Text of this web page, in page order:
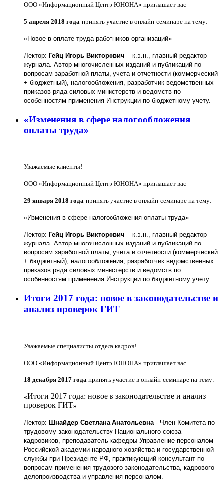
ООО «Информационный Центр ЮНОНА» приглашает вас
5 апреля 2018 года принять участие в онлайн-семинаре на тему:
«Новое в оплате труда работников организаций»
Лектор: Гейц Игорь Викторович – к.э.н., главный редактор
журнала. Автор многочисленных изданий и публикаций по
вопросам заработной платы, учета и отчетности (коммерческий
+ бюджетный), налогообложения, разработчик ведомственных
приказов ряда силовых министерств и ведомств по
особенностям применения Инструкции по бюджетному учету.
«Изменения в сфере налогообложения
оплаты труда»
Уважаемые клиенты!
ООО «Информационный Центр ЮНОНА» приглашает вас
29 января 2018 года принять участие в онлайн-семинаре на тему:
«Изменения в сфере налогообложения оплаты труда»
Лектор: Гейц Игорь Викторович – к.э.н., главный редактор
журнала. Автор многочисленных изданий и публикаций по
вопросам заработной платы, учета и отчетности (коммерческий
+ бюджетный), налогообложения, разработчик ведомственных
приказов ряда силовых министерств и ведомств по
особенностям применения Инструкции по бюджетному учету.
Итоги 2017 года: новое в законодательстве и
анализ проверок ГИТ
Уважаемые специалисты отдела кадров!
ООО «Информационный Центр ЮНОНА» приглашает вас
18 декабря 2017 года принять участие в онлайн-семинаре на тему:
«Итоги 2017 года: новое в законодательстве и анализ
проверок ГИТ»
Лектор: Шнайдер Светлана Анатольевна - Член Комитета по
трудовому законодательству Национального союза
кадровиков, преподаватель кафедры Управление персоналом
Российской академии народного хозяйства и государственной
службы при Президенте РФ, практикующий консультант по
вопросам применения трудового законодательства, кадрового
делопроизводства и управления персоналом.